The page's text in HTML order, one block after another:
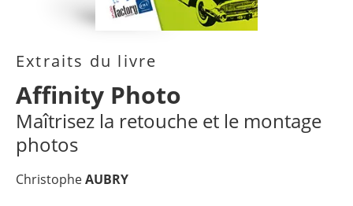
Extraits du livre
Affinity Photo
Maîtrisez la retouche et le montage
photos
ChristopheAUBRY